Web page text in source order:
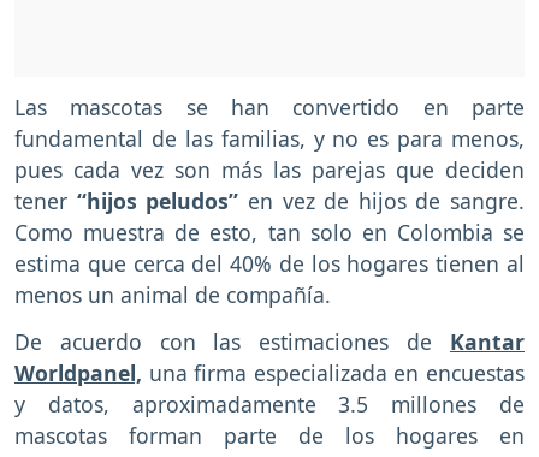
Las mascotas se han convertido en parte
fundamental de las familias, y no es para menos,
pues cada vez son más las parejas que deciden
tener “hijos peludos” en vez de hijos de sangre.
Como muestra de esto, tan solo en Colombia se
estima que cerca del 40% de los hogares tienen al
menos un animal de compañía.
De acuerdo con las estimaciones de Kantar
Worldpanel, una firma especializada en encuestas
y datos, aproximadamente 3.5 millones de
mascotas forman parte de los hogares en